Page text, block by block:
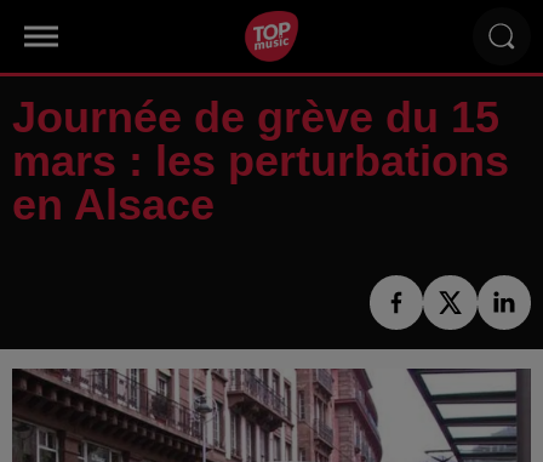
Journée de grève du 15
mars : les perturbations
en Alsace